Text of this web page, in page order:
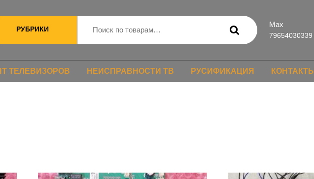
РУБРИКИ
Max
79654030339
ТЕЛЕВИЗОРОВ НЕИСПРАВНОСТИ ТВ РУСИФИКАЦИЯ КОНТАКТЫ